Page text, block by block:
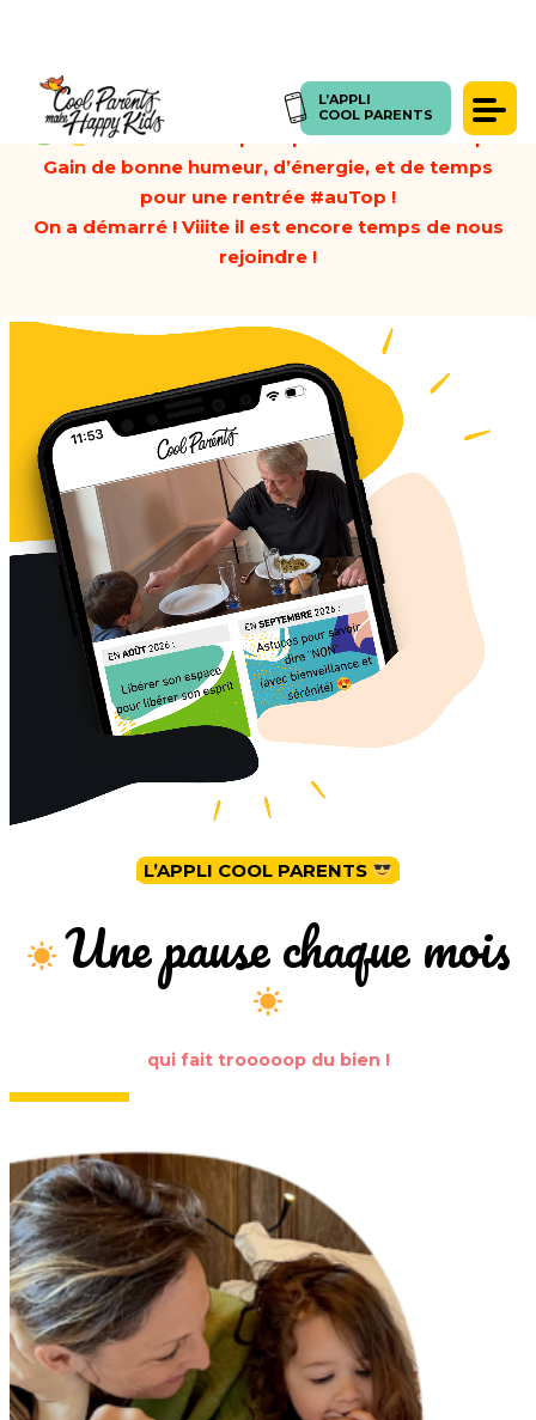
L’APPLI
COOL PARENTS
Presse
SE CONNECTER FORUM
L’APPLI
COOL PARENTS
Libérer son espace pour libérer son esprit
Gain de bonne humeur, d’énergie, et de temps
pour une rentrée #auTop !
On a démarré ! Viiite il est encore temps de nous
rejoindre !
L’APPLI COOL PARENTS
Une pause chaque mois
qui fait trooooop du bien !